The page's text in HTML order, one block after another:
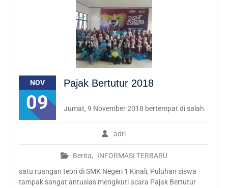
NOV
09
Pajak Bertutur 2018
adri
Berita, INFORMASI TERBARU
Jumat, 9 November 2018 bertempat di salah
satu ruangan teori di SMK Negeri 1 Kinali, Puluhan siswa
tampak sangat antusias mengikuti acara Pajak Bertutur